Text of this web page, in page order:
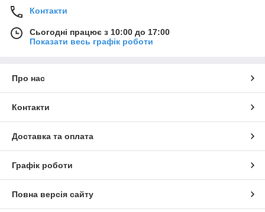
Контакти
Сьогодні працює з 10:00 до 17:00
Показати весь графік роботи
Про нас
Контакти
Доставка та оплата
Графік роботи
Повна версія сайту